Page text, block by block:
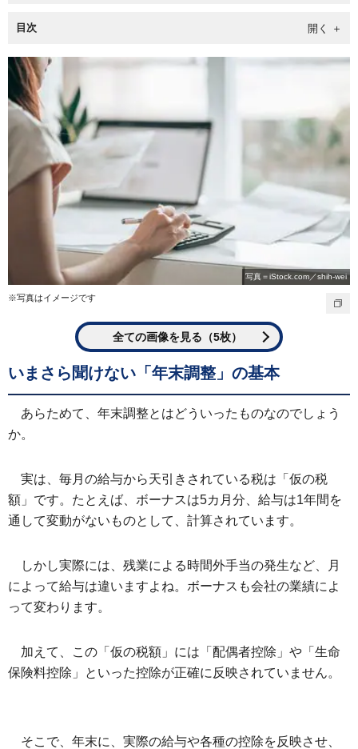
目次
写真＝iStock.com／shih-wei
※写真はイメージです
全ての画像を見る（5枚）
いまさら聞けない「年末調整」の基本
あらためて、年末調整とはどういったものなのでしょう
か。
実は、毎月の給与から天引きされている税は「仮の税
額」です。たとえば、ボーナスは5カ月分、給与は1年間を
通して変動がないものとして、計算されています。
しかし実際には、残業による時間外手当の発生など、月
によって給与は違いますよね。ボーナスも会社の業績によ
って変わります。
加えて、この「仮の税額」には「配偶者控除」や「生命
保険料控除」といった控除が正確に反映されていません。
そこで、年末に、実際の給与や各種の控除を反映させ、